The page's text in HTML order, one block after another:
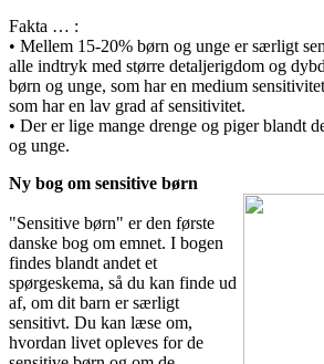
Fakta … :
• Mellem 15-20% børn og unge er særligt
alle indtryk med større detaljerigdom og
børn og unge, som har en medium
som har en lav grad af sensitivitet.
• Der er lige mange drenge og piger blandt
og unge.
Ny bog om sensitive børn
"Sensitive børn" er den første
danske bog om emnet. I bogen
findes blandt andet et
spørgeskema, så du kan finde ud
af, om dit barn er særligt
sensitivt. Du kan læse om,
hvordan livet opleves for de